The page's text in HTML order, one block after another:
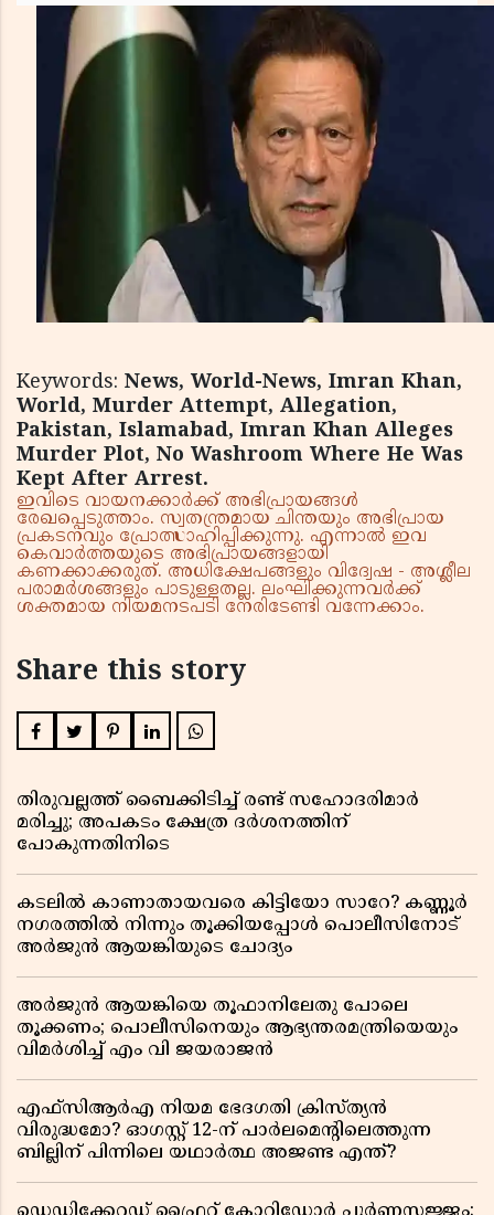
Keywords: News, World-News, Imran Khan,
World, Murder Attempt, Allegation,
Pakistan, Islamabad, Imran Khan Alleges
Murder Plot, No Washroom Where He Was
Kept After Arrest.
ഇവിടെ വായനക്കാർക്ക് അഭിപ്രായങ്ങൾ
രേഖപ്പെടുത്താം. സ്വതന്ത്രമായ ചിന്തയും അഭിപ്രായ
പ്രകടനവും പ്രോത്സാഹിപ്പിക്കുന്നു. എന്നാൽ ഇവ
കെവാർത്തയുടെ അഭിപ്രായങ്ങളായി
കണക്കാക്കരുത്. അധിക്ഷേപങ്ങളും വിദ്വേഷ - അശ്ലീല
പരാമർശങ്ങളും പാടുള്ളതല്ല. ലംഘിക്കുന്നവർക്ക്
ശക്തമായ നിയമനടപടി നേരിടേണ്ടി വന്നേക്കാം.
Share this story
തിരുവല്ലത്ത് ബൈക്കിടിച്ച് രണ്ട് സഹോദരിമാർ
മരിച്ചു; അപകടം ക്ഷേത്ര ദർശനത്തിന്
പോകുന്നതിനിടെ
കടലിൽ കാണാതായവരെ കിട്ടിയോ സാറേ? കണ്ണൂർ
നഗരത്തിൽ നിന്നും തൂക്കിയപ്പോൾ പൊലീസിനോട്
അർജുൻ ആയങ്കിയുടെ ചോദ്യം
അർജുൻ ആയങ്കിയെ തൂഫാനിലേതു പോലെ
തൂക്കണം; പൊലീസിനെയും ആഭ്യന്തരമന്ത്രിയെയും
വിമർശിച്ച് എം വി ജയരാജൻ
എഫ്സിആർഎ നിയമ ഭേദഗതി ക്രിസ്ത്യൻ
വിരുദ്ധമോ? ഓഗസ്റ്റ് 12-ന് പാർലമെന്റിലെത്തുന്ന
ബില്ലിന് പിന്നിലെ യഥാർത്ഥ അജണ്ട എന്ത്?